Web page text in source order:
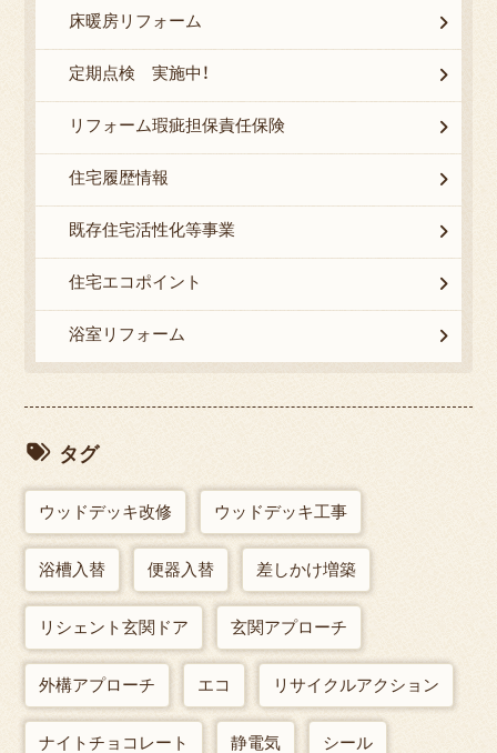
床暖房リフォーム
定期点検 実施中！
リフォーム瑕疵担保責任保険
住宅履歴情報
既存住宅活性化等事業
住宅エコポイント
浴室リフォーム
タグ
ウッドデッキ改修 ウッドデッキ工事
浴槽入替 便器入替 差しかけ増築
リシェント玄関ドア 玄関アプローチ
外構アプローチ エコ リサイクルアクション
ナイトチョコレート 静電気 シール